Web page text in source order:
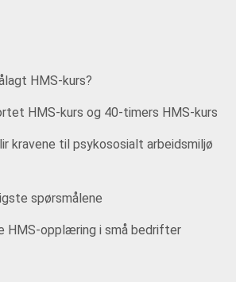
HMS-kurs?
HMS-kurs og 40-timers HMS-kurs
kravene til psykososialt arbeidsmiljø
spørsmålene
HMS-opplæring i små bedrifter